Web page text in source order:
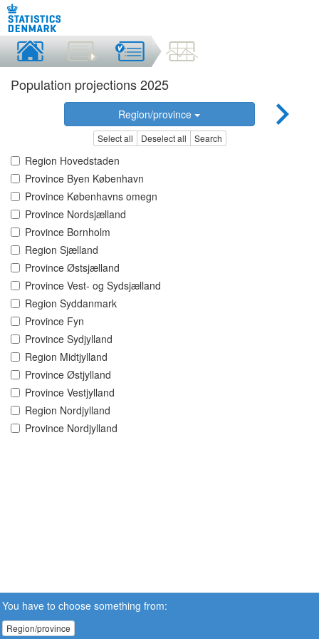
Population projections 2025
Region/province
Select all Deselect all Search
Region Hovedstaden
Province Byen København
Province Københavns omegn
Province Nordsjælland
Province Bornholm
Region Sjælland
Province Østsjælland
Province Vest- og Sydsjælland
Region Syddanmark
Province Fyn
Province Sydjylland
Region Midtjylland
Province Østjylland
Province Vestjylland
Region Nordjylland
Province Nordjylland
You have to choose something from:
Region/province